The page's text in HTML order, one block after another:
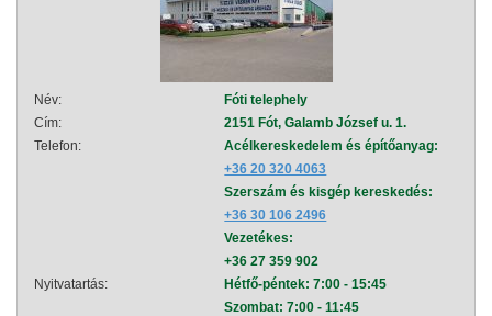
Név:
Fóti telephely
Cím:
2151 Fót, Galamb József u. 1.
Telefon:
Acélkereskedelem és építőanyag:
+36 20 320 4063
Szerszám és kisgép kereskedés:
+36 30 106 2496
Vezetékes:
+36 27 359 902
Nyitvatartás:
Hétfő-péntek: 7:00 - 15:45
Szombat: 7:00 - 11:45